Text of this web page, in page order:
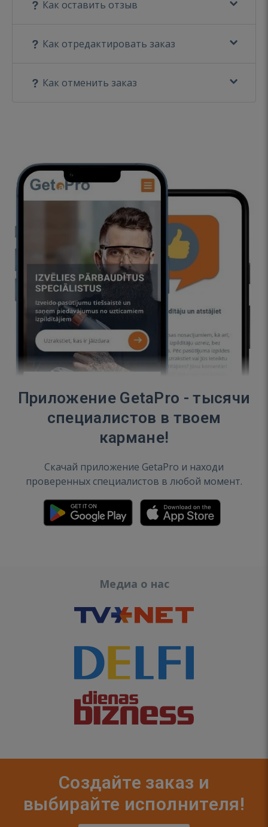
Как оставить отзыв
Как отредактировать заказ
Как отменить заказ
Приложение GetaPro - тысячи
специалистов в твоем
кармане!
Скачай приложение GetaPro и находи
проверенных специалистов в любой момент.
Медиа о нас
Создайте заказ и
выбирайте исполнителя!